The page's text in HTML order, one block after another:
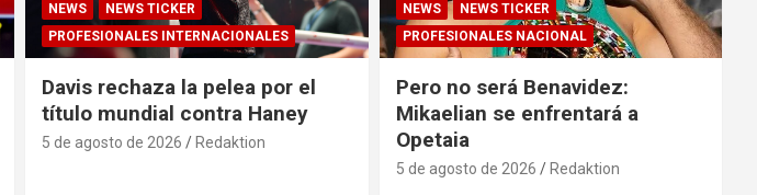
NEWS
NEWS TICKER
PROFESIONALES INTERNACIONALES
Davis rechaza la pelea por el
título mundial contra Haney
5 de agosto de 2026 Redaktion
NEWS
NEWS TICKER
PROFESIONALES NACIONAL
Pero no será Benavidez:
Mikaelian se enfrentará a
Opetaia
5 de agosto de 2026 Redaktion